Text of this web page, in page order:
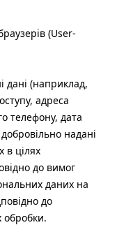
(User-
дані (наприклад,
адреса
телефону, дата
надані
в цілях
до вимог
даних на
до
обробки.